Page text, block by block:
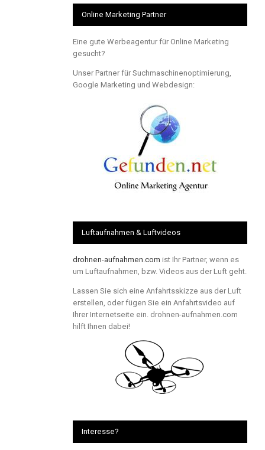
Online Marketing Partner
Eine gute Werbeagentur für Online Marketing
gesucht?
Unser Partner für Suchmaschinenoptimierung,
Google Marketing und Webdesign:
Luftaufnahmen & Luftvideos
drohnen-aufnahmen.com ist Ihr Partner, wenn es
um Luftaufnahmen, bzw. Videos aus der Luft geht.
Lassen Sie sich eine Anfahrtsskizze aus der Luft
erstellen, oder fügen Sie ein Anfahrtsvideo auf
Ihrer Internetseite ein. drohnen-aufnahmen.com
hilft Ihnen dabei!
Interesse?